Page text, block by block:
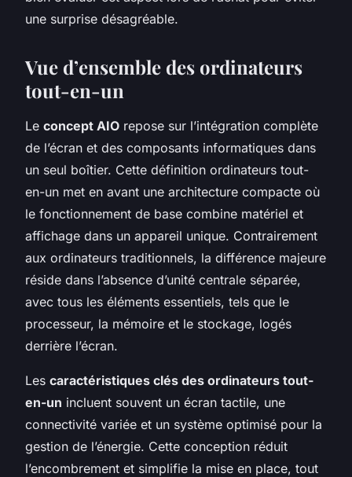
une surprise désagréable.
Vue d’ensemble des ordinateurs
tout-en-un
Le concept AIO repose sur l’intégration complète
de l’écran et des composants informatiques dans
un seul boîtier. Cette définition ordinateurs tout-
en-un met en avant une architecture compacte où
le fonctionnement de base combine matériel et
affichage dans un appareil unique. Contrairement
aux ordinateurs traditionnels, la différence majeure
réside dans l’absence d’unité centrale séparée,
avec tous les éléments essentiels, tels que le
processeur, la mémoire et le stockage, logés
derrière l’écran.
Les caractéristiques clés des ordinateurs tout-
en-un incluent souvent un écran tactile, une
connectivité variée et un système optimisé pour la
gestion de l’énergie. Cette conception réduit
l’encombrement et simplifie la mise en place, tout